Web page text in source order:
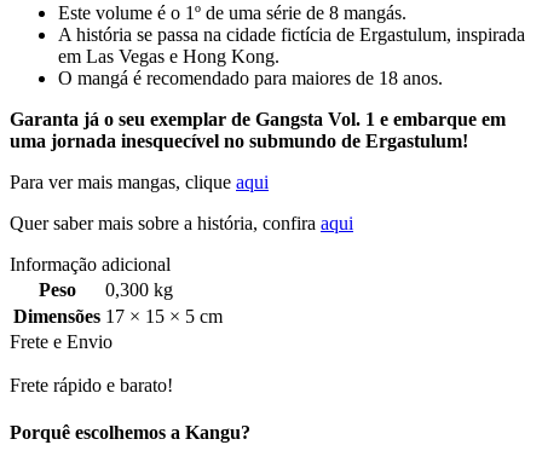
Este volume é o 1º de uma série de 8 mangás.
A história se passa na cidade fictícia de Ergastulum, inspirada
em Las Vegas e Hong Kong.
O mangá é recomendado para maiores de 18 anos.
Garanta já o seu exemplar de Gangsta Vol. 1 e embarque em
uma jornada inesquecível no submundo de Ergastulum!
Para ver mais mangas, clique aqui
Quer saber mais sobre a história, confira aqui
Informação adicional
Peso
0,300 kg
Dimensões 17 × 15 × 5 cm
Frete e Envio
Frete rápido e barato!
Porquê escolhemos a Kangu?